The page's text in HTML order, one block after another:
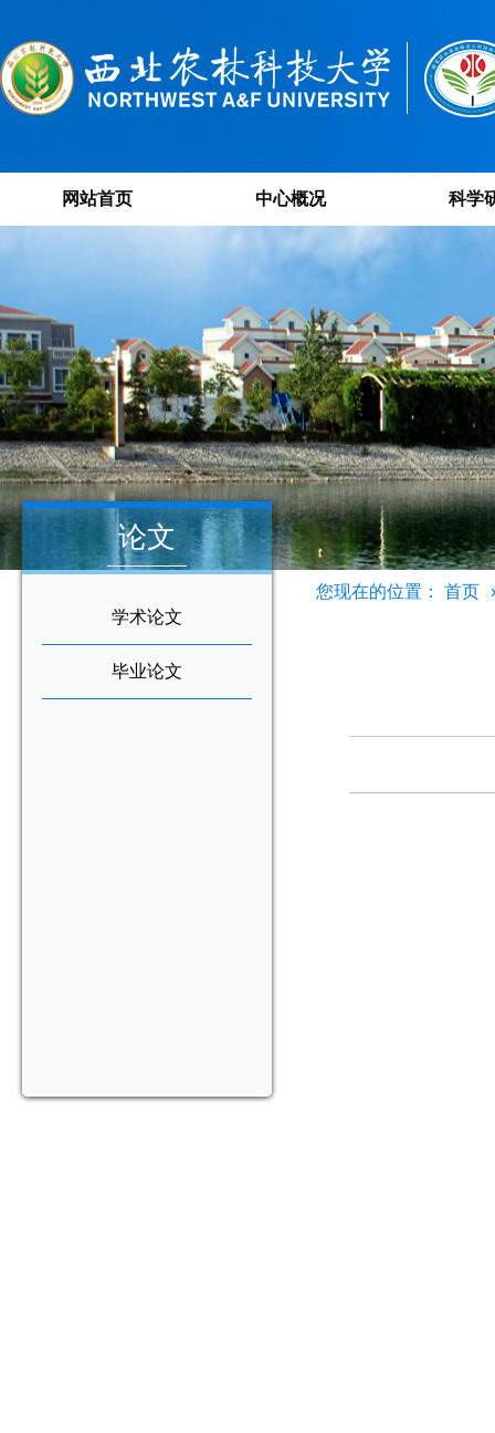
网站首页 中心概况 科学
论文
学术论文
毕业论文
您现在的位置： 首页